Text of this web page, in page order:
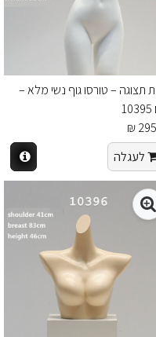
תצוגה – טורסו גוף נשי מלא –
לעגלה